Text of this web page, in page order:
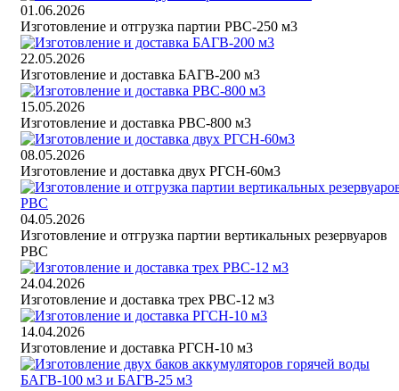
01.06.2026
Изготовление и отгрузка партии РВС-250 м3
22.05.2026
Изготовление и доставка БАГВ-200 м3
15.05.2026
Изготовление и доставка РВС-800 м3
08.05.2026
Изготовление и доставка двух РГСН-60м3
04.05.2026
Изготовление и отгрузка партии вертикальных резервуаров
РВС
24.04.2026
Изготовление и доставка трех РВС-12 м3
14.04.2026
Изготовление и доставка РГСН-10 м3